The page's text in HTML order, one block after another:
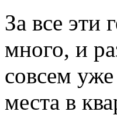
За все эти
много, и
совсем
места в